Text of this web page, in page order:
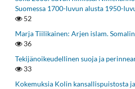
Suomessa 1700-luvun alusta 1950-
52
Marja Tiilikainen: Arjen islam.
36
Tekijänoikeudellinen suoja ja
33
Kokemuksia Kolin kansallispuistosta